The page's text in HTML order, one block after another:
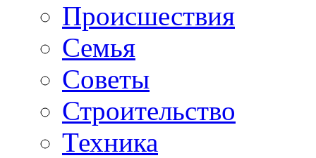
Происшествия
Семья
Советы
Строительство
Техника